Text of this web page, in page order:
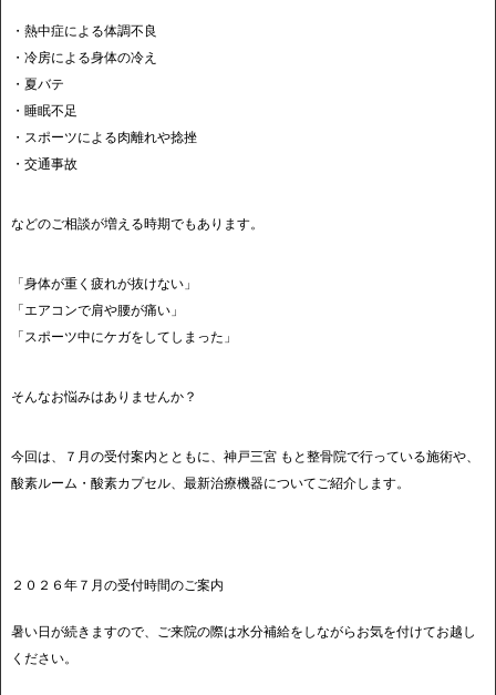
・熱中症による体調不良
・冷房による身体の冷え
・夏バテ
・睡眠不足
・スポーツによる肉離れや捻挫
・交通事故
などのご相談が増える時期でもあります。
「身体が重く疲れが抜けない」
「エアコンで肩や腰が痛い」
「スポーツ中にケガをしてしまった」
そんなお悩みはありませんか？
今回は、７月の受付案内とともに、神戸三宮 もと整骨院で行っている施術や、
酸素ルーム・酸素カプセル、最新治療機器についてご紹介します。
２０２６年７月の受付時間のご案内
暑い日が続きますので、ご来院の際は水分補給をしながらお気を付けてお越し
ください。